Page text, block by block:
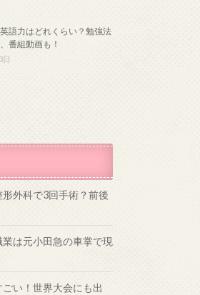
語力はどれくらい？勉強法
番組動画も！
日
外科で3回手術？前後
は元小田急の車掌で現
い！世界大会にも出